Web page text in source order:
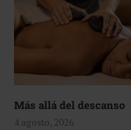
Más allá del descanso
4 agosto, 2026